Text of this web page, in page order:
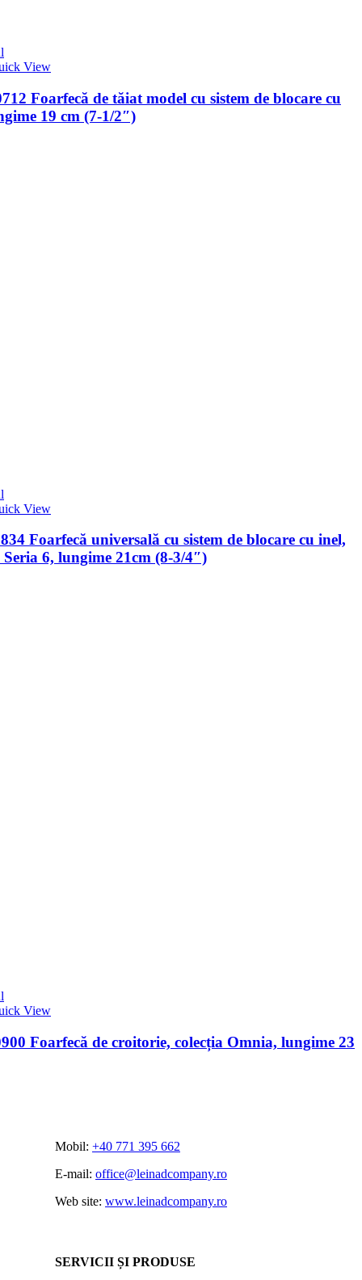
View
Foarfecă de tăiat model cu sistem de blocare cu
19 cm (7-1/2″)
View
Foarfecă universală cu sistem de blocare cu inel,
Seria 6, lungime 21cm (8-3/4″)
View
Foarfecă de croitorie, colecția Omnia, lungime 23
Mobil: +40 771 395 662
E-mail: office@leinadcompany.ro
Web site: www.leinadcompany.ro
SERVICII ȘI PRODUSE